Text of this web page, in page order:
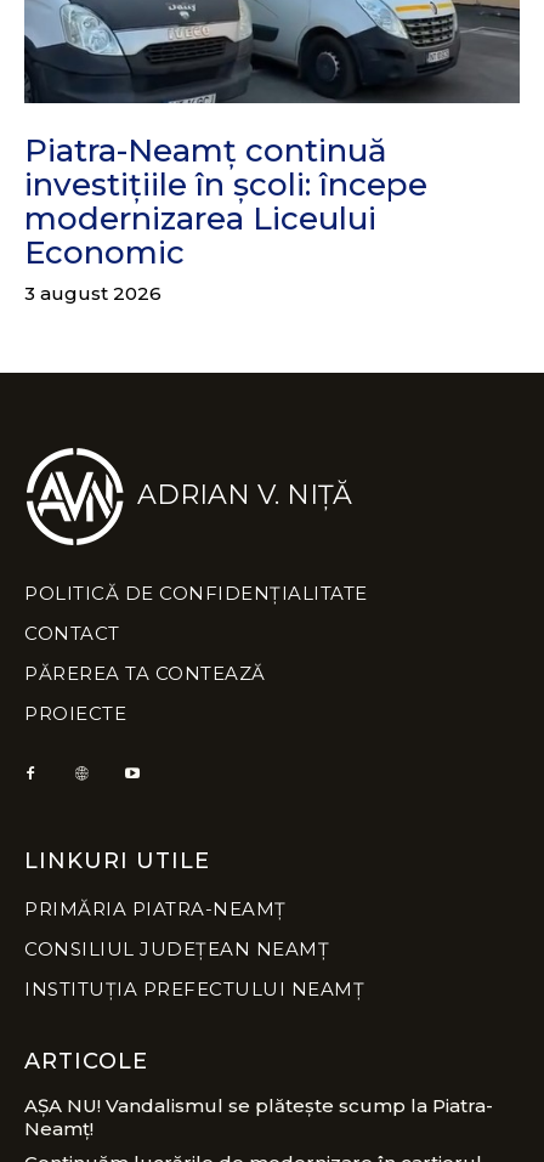
Piatra-Neamț continuă
investițiile în școli: începe
modernizarea Liceului
Economic
3 august 2026
ADRIAN V. NIȚĂ
POLITICĂ DE CONFIDENȚIALITATE
CONTACT
PĂREREA TA CONTEAZĂ
PROIECTE
LINKURI UTILE
PRIMĂRIA PIATRA-NEAMȚ
CONSILIUL JUDEȚEAN NEAMȚ
INSTITUȚIA PREFECTULUI NEAMȚ
ARTICOLE
AȘA NU! Vandalismul se plătește scump la Piatra-
Neamț!